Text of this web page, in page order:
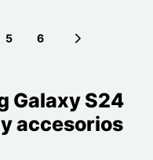
5 6
Galaxy S24
accesorios